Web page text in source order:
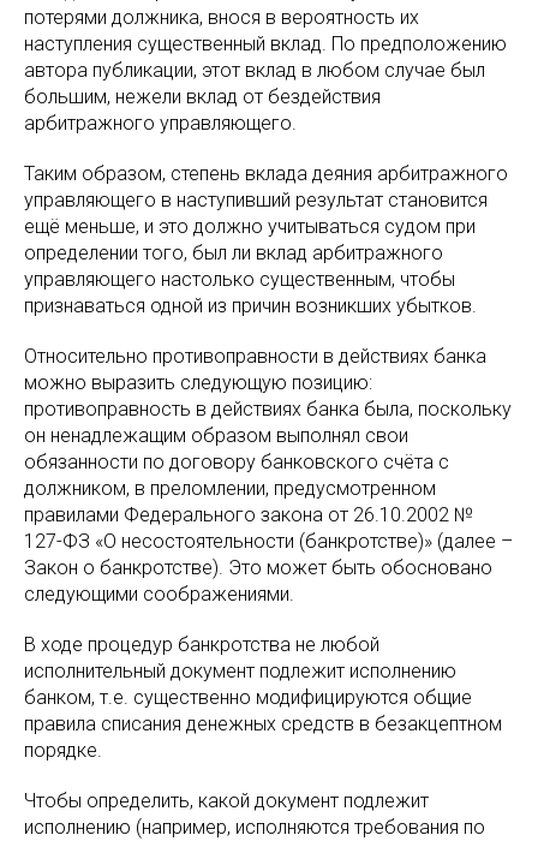
потерями должника, внося в вероятность их
наступления существенный вклад. По предположению
автора публикации, этот вклад в любом случае был
большим, нежели вклад от бездействия
арбитражного управляющего.
Таким образом, степень вклада деяния арбитражного
управляющего в наступивший результат становится
ещё меньше, и это должно учитываться судом при
определении того, был ли вклад арбитражного
управляющего настолько существенным, чтобы
признаваться одной из причин возникших убытков.
Относительно противоправности в действиях банка
можно выразить следующую позицию:
противоправность в действиях банка была, поскольку
он ненадлежащим образом выполнял свои
обязанности по договору банковского счёта с
должником, в преломлении, предусмотренном
правилами Федерального закона от 26.10.2002 №
127-ФЗ «О несостоятельности (банкротстве)» (далее –
Закон о банкротстве). Это может быть обосновано
следующими соображениями.
В ходе процедур банкротства не любой
исполнительный документ подлежит исполнению
банком, т.е. существенно модифицируются общие
правила списания денежных средств в безакцептном
порядке.
Чтобы определить, какой документ подлежит
исполнению (например, исполняются требования по